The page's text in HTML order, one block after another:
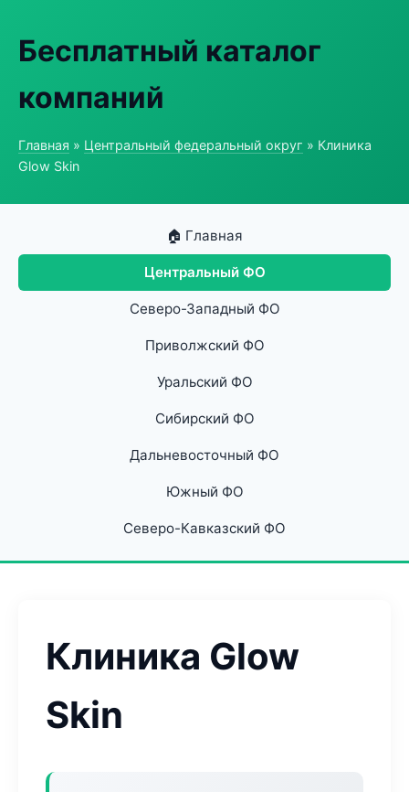
Бесплатный каталог
компаний
Главная » Центральный федеральный округ » Клиника
Glow Skin
🏠 Главная
Центральный ФО
Северо-Западный ФО
Приволжский ФО
Уральский ФО
Сибирский ФО
Дальневосточный ФО
Южный ФО
Северо-Кавказский ФО
Клиника Glow
Skin